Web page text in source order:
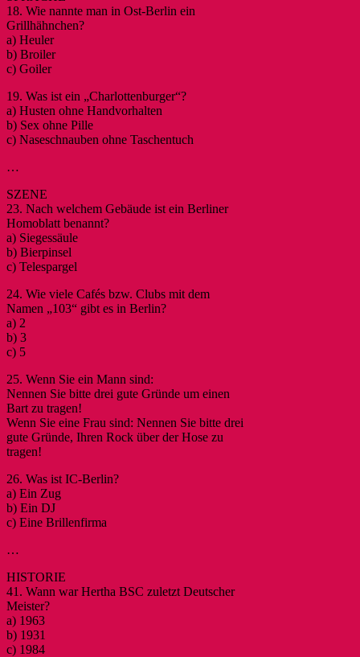
18. Wie nannte man in Ost-Berlin ein
Grillhähnchen?
a) Heuler
b) Broiler
c) Goiler
19. Was ist ein „Charlottenburger“?
a) Husten ohne Handvorhalten
b) Sex ohne Pille
c) Naseschnauben ohne Taschentuch
…
SZENE
23. Nach welchem Gebäude ist ein Berliner
Homoblatt benannt?
a) Siegessäule
b) Bierpinsel
c) Telespargel
24. Wie viele Cafés bzw. Clubs mit dem
Namen „103“ gibt es in Berlin?
a) 2
b) 3
c) 5
25. Wenn Sie ein Mann sind:
Nennen Sie bitte drei gute Gründe um einen
Bart zu tragen!
Wenn Sie eine Frau sind: Nennen Sie bitte drei
gute Gründe, Ihren Rock über der Hose zu
tragen!
26. Was ist IC-Berlin?
a) Ein Zug
b) Ein DJ
c) Eine Brillenfirma
…
HISTORIE
41. Wann war Hertha BSC zuletzt Deutscher
Meister?
a) 1963
b) 1931
c) 1984